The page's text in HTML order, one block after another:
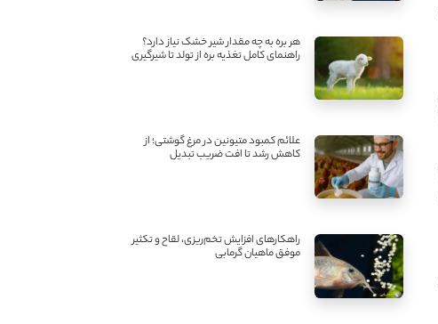
هر بره به چه مقدار شیر خشک نیاز دارد؟
راهنمای کامل تغذیه بره از تولد تا شیرگیری
علائم کمبود متیونین در مرغ گوشتی؛ از
کاهش رشد تا افت ضریب تبدیل
راهکارهای افزایش تخم‌ریزی، لقاح و تکثیر
موفق ماهیان گرمابی